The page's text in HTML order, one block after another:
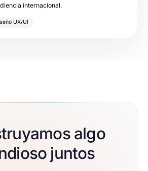
internacional.
UX/UI
algo
juntos